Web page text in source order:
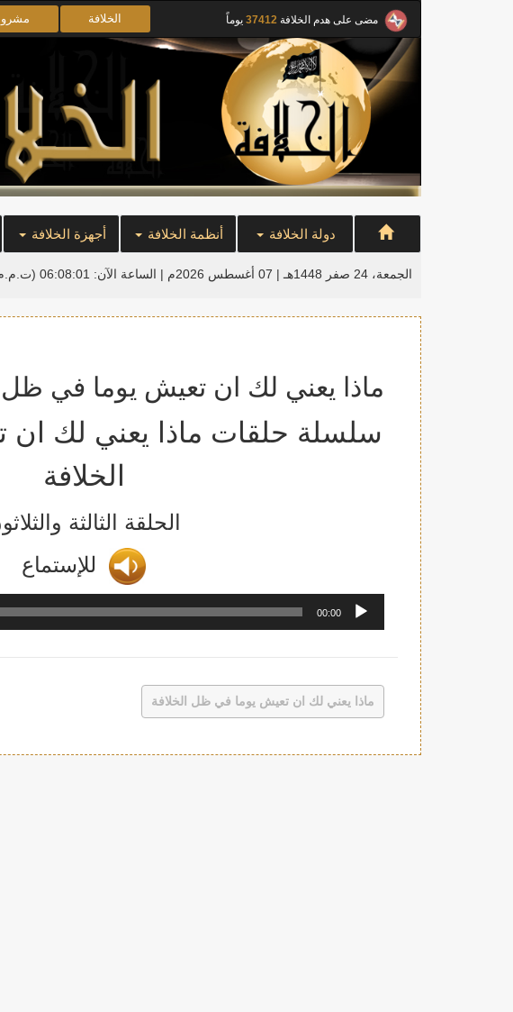
مضى على هدم الخلافة 37412 يوماً الخلافة
دولة الخلافة أنظمة الخلافة أجهزة الخلافة
الجمعة، 24 صفر 1448هـ | 07 أغسطس 2026م | الساعة الآن: 06:08:01
ماذا يعني لك ان تعيش يوما في ظل
سلسلة حلقات ماذا يعني لك
الخلافة
الحلقة الثالثة
للإستماع
00:00
ماذا يعني لك ان تعيش يوما في ظل الخلافة